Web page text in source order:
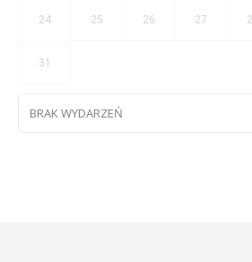
24 25 26 27
31
BRAK WYDARZEŃ